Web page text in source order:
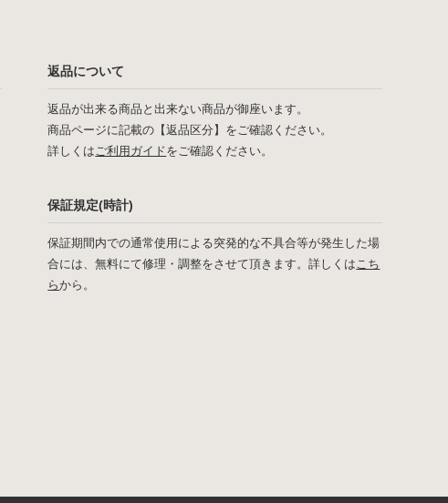
返品について
返品が出来る商品と出来ない商品が御座います。
商品ページに記載の【返品区分】をご確認ください。
詳しくはご利用ガイドをご確認ください。
保証規定(時計)
保証期間内での通常使用による突発的な不具合等が発生した場
合には、無料にて修理・調整をさせて頂きます。詳しくはこち
らから。